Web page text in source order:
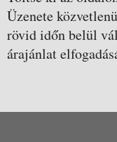
Üzenete
rövid időn belül
árajánlat